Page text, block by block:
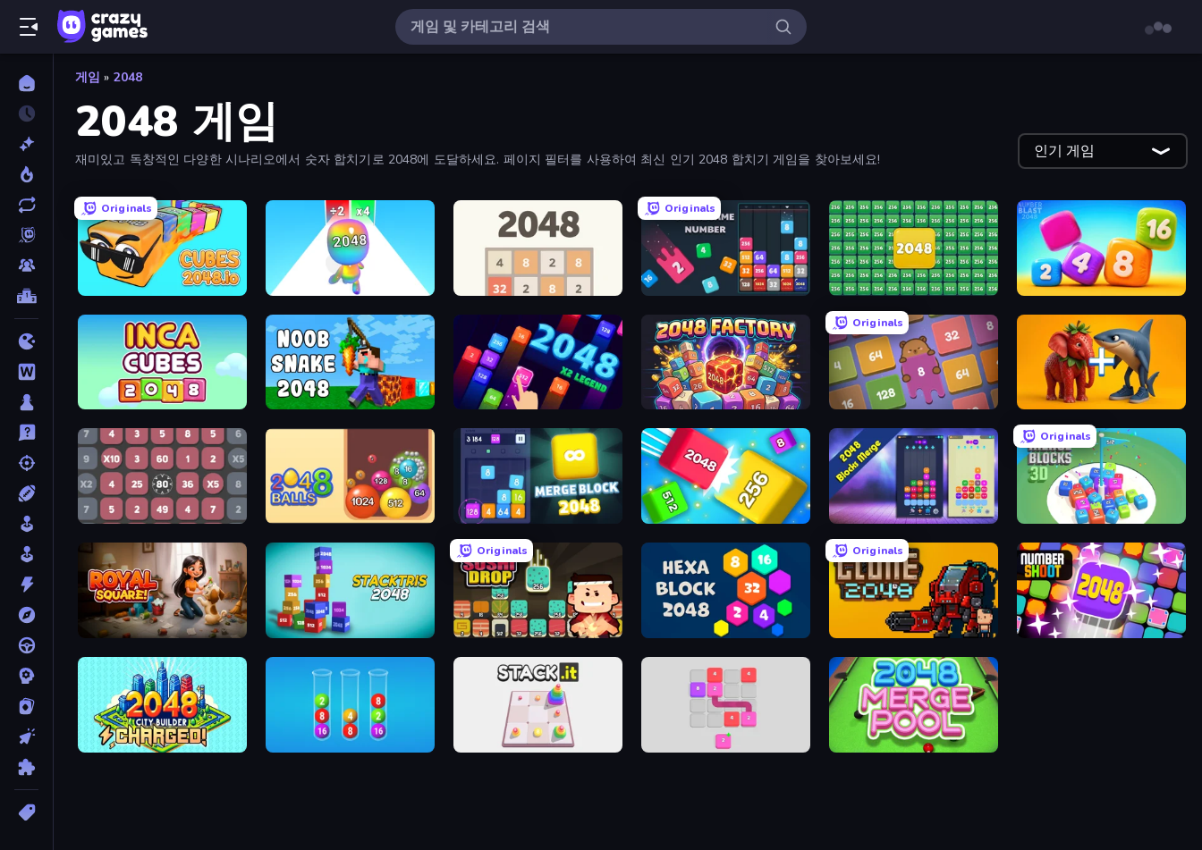
게임 » 2048
2048 게임
재미있고 독창적인 다양한 시나리오에서 숫자 합치기로 2048에 도달하세요. 페이지 필터를 사용하여 최신 인기 2048 합치기 게임을 찾아보세요! 인기 게임
Originals
Cubes 2048.io Man Runner 2048
Originals
Drop & Merge the Numbers 2048 Merge Blocks Number Blast 2048
Inca Cubes 2048 Noob Snake 2048 2048 X2 Legend 2048 Factory
Originals
Capybara Block Shot
Get 1000 Crazy 2048 Balls Merge Block 2048 Qube 2048 2048 Blocks Merge
Originals
Merge Blocks 3D
Royal Square Stacktris 2048
Originals
Sushi Drop Hexa Block 2048 Idle
Originals
Clone2048 Number Shoot
2048 City Builder STACK.it Flow 2048 3D Merge Pool 2048